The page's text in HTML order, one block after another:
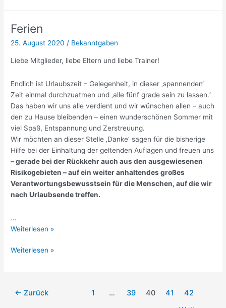
Ferien
25. August 2020 / Bekanntgaben
Liebe Mitglieder, liebe Eltern und liebe Trainer!
Endlich ist Urlaubszeit – Gelegenheit, in dieser ‚spannenden‘
Zeit einmal durchzuatmen und ‚alle fünf grade sein zu lassen.‘
Das haben wir uns alle verdient und wir wünschen allen – auch
den zu Hause bleibenden – einen wunderschönen Sommer mit
viel Spaß, Entspannung und Zerstreuung.
Wir möchten an dieser Stelle ‚Danke‘ sagen für die bisherige
Hilfe bei der Einhaltung der geltenden Auflagen und freuen uns
– gerade bei der Rückkehr auch aus den ausgewiesenen
Risikogebieten – auf ein weiter anhaltendes großes
Verantwortungsbewusstsein für die Menschen, auf die wir
nach Urlaubsende treffen.
…
Ferien
Weiterlesen »
Ferien
Weiterlesen »
← Zurück 1 … 39 40 41
42